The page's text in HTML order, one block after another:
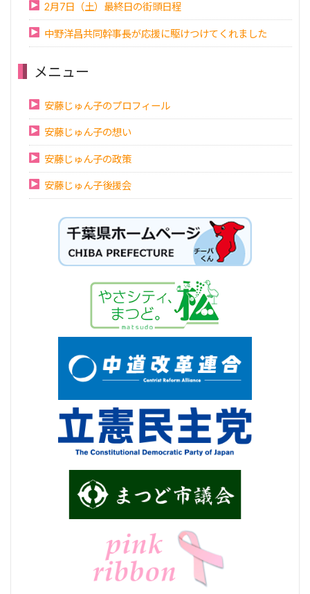
2月7日（土）最終日の街頭日程
中野洋昌共同幹事長が応援に駆けつけてくれました
メニュー
安藤じゅん子のプロフィール
安藤じゅん子の想い
安藤じゅん子の政策
安藤じゅん子後援会